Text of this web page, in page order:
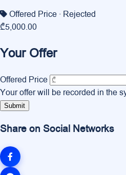
Offered Price · Rejected
₾5,000.00
Your Offer
Offered Price
Your offer will be recorded in the
Submit
Share on Social Networks